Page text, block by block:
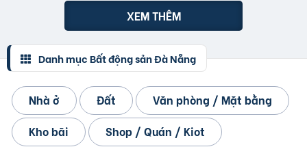
XEM THÊM
Danh mục Bất động sản Đà Nẵng
Nhà ở Đất
Văn phòng / Mặt bằng
Kho bãi
Shop / Quán / Kiot